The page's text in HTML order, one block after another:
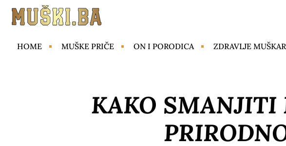
HOME MUŠKE PRIČE ON I PORODICA ZDRAVLJE
KAKO SMANJITI